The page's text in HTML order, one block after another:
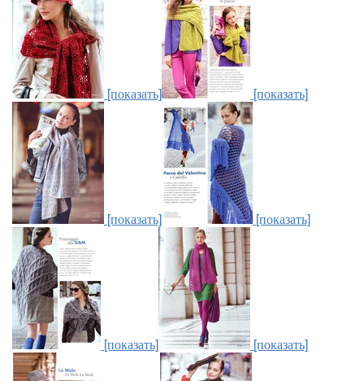
[показать] [показать]
[показать] [показать]
[показать] [показать]